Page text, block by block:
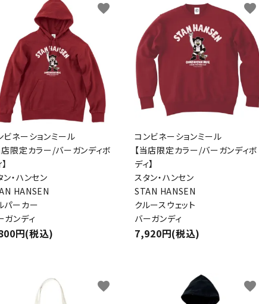
ビネーションミール
店限定カラー/バーガンディボ
ン・ハンセン
HANSEN
パーカー
ガンディ
円(税込)
favorite
コンビネーションミール
【当店限定カラー/バーガンディボ
ディ】
スタン・ハンセン
STAN HANSEN
クルースウェット
バーガンディ
7,920円(税込)
favorite
favorite favorite
検索する